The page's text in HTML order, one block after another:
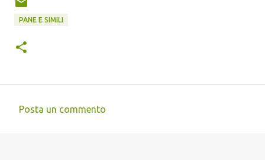
PANE E SIMILI
Posta un commento